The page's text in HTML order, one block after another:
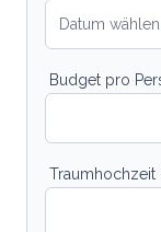
Datum wählen
Budget pro
Traumhochzeit